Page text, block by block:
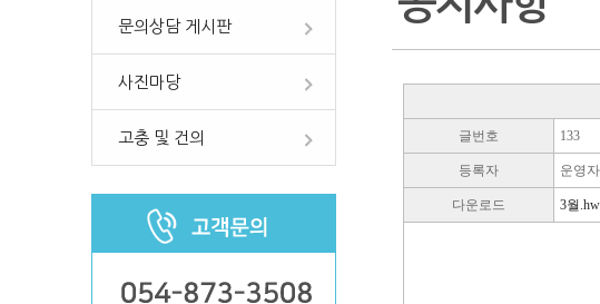
문의상담 게시판
사진마당
고충 및 건의 글번호 133
등록자 운영자
다운로드 3월